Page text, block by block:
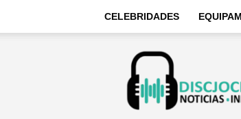
CELEBRIDADES
Discjockeys
Noticias
e
información